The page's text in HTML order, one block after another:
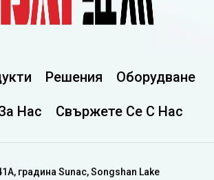
Решения Оборудване
Нас Свържете Се С Нас
градина Sunac, Songshan Lake